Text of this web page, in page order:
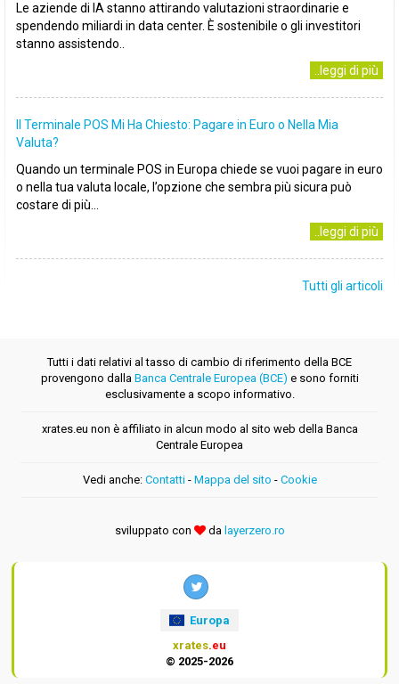
Le aziende di IA stanno attirando valutazioni straordinarie e
spendendo miliardi in data center. È sostenibile o gli investitori
stanno assistendo..
..leggi di più
Il Terminale POS Mi Ha Chiesto: Pagare in Euro o Nella Mia
Valuta?
Quando un terminale POS in Europa chiede se vuoi pagare in euro
o nella tua valuta locale, l’opzione che sembra più sicura può
costare di più...
..leggi di più
Tutti gli articoli
Tutti i dati relativi al tasso di cambio di riferimento della BCE
provengono dalla Banca Centrale Europea (BCE) e sono forniti
esclusivamente a scopo informativo.
xrates.eu non è affiliato in alcun modo al sito web della Banca
Centrale Europea
Vedi anche: Contatti- Mappa del sito - Cookie
sviluppato con da layerzero.ro
Europa
xrates.eu
© 2025-2026